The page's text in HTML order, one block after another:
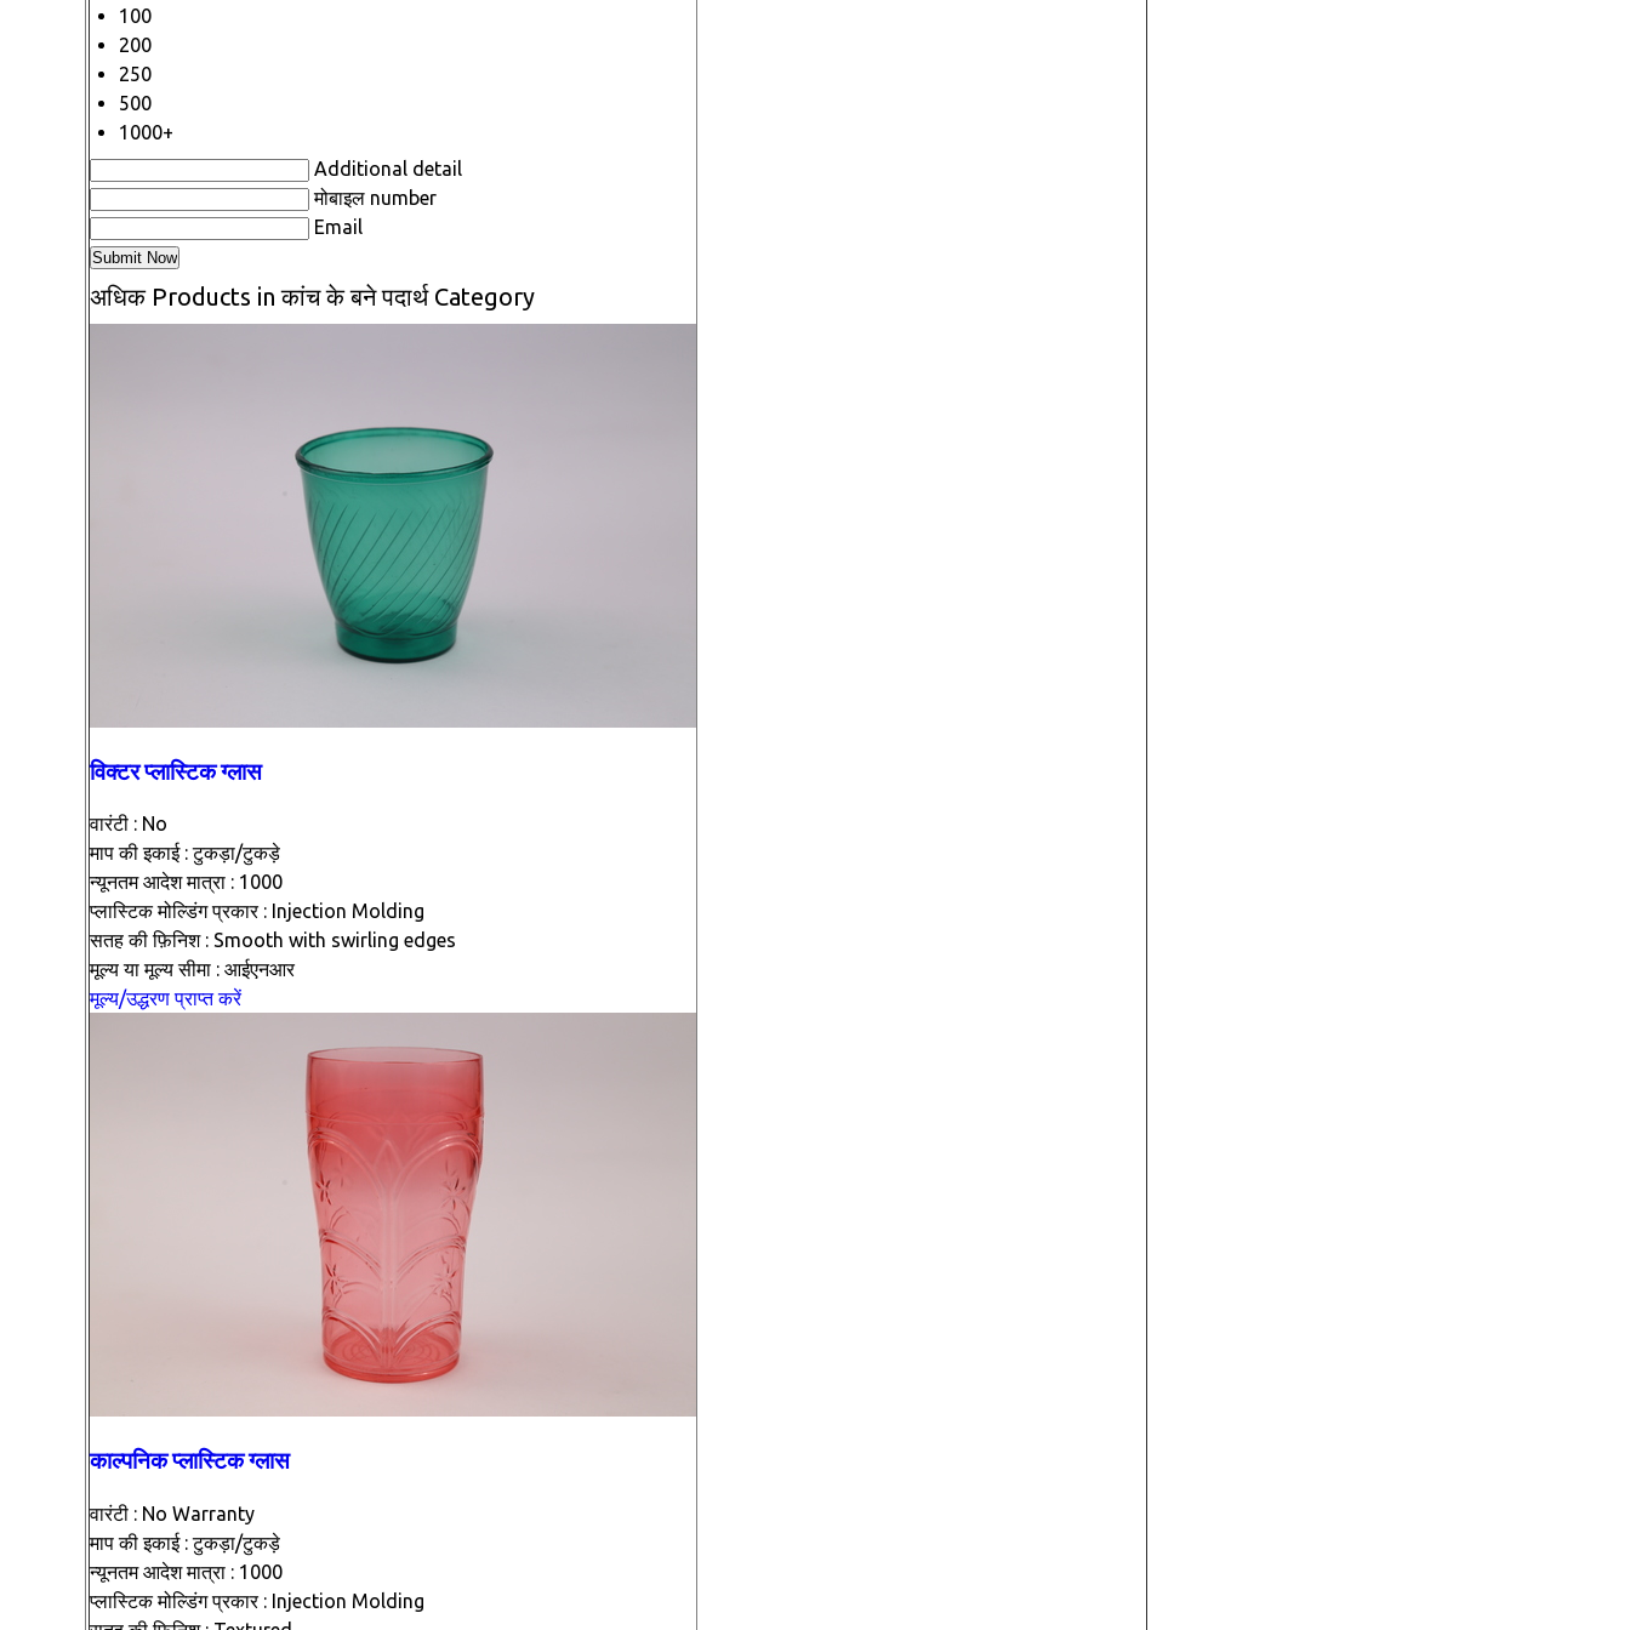
100
200
250
500
1000+
Additional detail
मोबाइल number
Email
अधिक Products in कांच के बने पदार्थ Category
विक्टर प्लास्टिक ग्लास
वारंटी : No
माप की इकाई : टुकड़ा/टुकड़े
न्यूनतम आदेश मात्रा : 1000
प्लास्टिक मोल्डिंग प्रकार : Injection Molding
सतह की फ़िनिश : Smooth with swirling edges
मूल्य या मूल्य सीमा : आईएनआर
मूल्य/उद्धरण प्राप्त करें
काल्पनिक प्लास्टिक ग्लास
वारंटी : No Warranty
माप की इकाई : टुकड़ा/टुकड़े
न्यूनतम आदेश मात्रा : 1000
प्लास्टिक मोल्डिंग प्रकार : Injection Molding